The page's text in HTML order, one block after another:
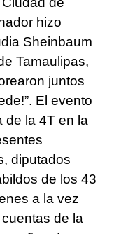
hizo
Sheinbaum
Tamaulipas,
juntos
El evento
de la 4T en la
diputados
de los 43
a la vez
de la